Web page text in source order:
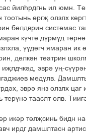
éèëºðäãíü èë þìí.
´ðãš îëçëõ
áåëäâðèí ñèñòåìàñ
ê¢÷ò³ ä¢ðì¢ä
¢¢ä³ã÷ ÿìàðàí èê
äåëê³í òåàòðèí
ýâð³ óœ-
ìåä¢ëâ.
ýâð³ ÿíç îëçëõ öàã
òààñëò îëâ.
èê³ð ò´ëšñèíü áèäí
äàìøëòàñí àðòèñò